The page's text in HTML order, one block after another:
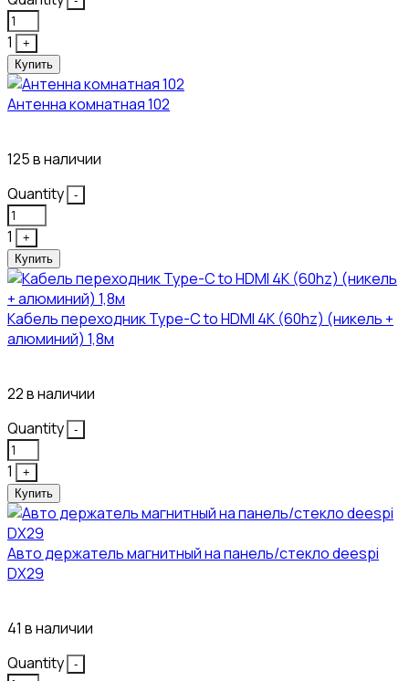
1
+
Купить
Антенна комнатная 102
125 в наличии
Quantity
-
1
+
Купить
Кабель переходник Type-C to HDMI 4K (60hz) (никель +
алюминий) 1,8м
22 в наличии
Quantity
-
1
+
Купить
Авто держатель магнитный на панель/стекло deespi
DX29
41 в наличии
Quantity
-